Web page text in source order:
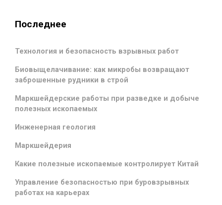
Последнее
Технология и безопасность взрывных работ
Биовыщелачивание: как микробы возвращают
заброшенные рудники в строй
Маркшейдерские работы при разведке и добыче
полезных ископаемых
Инженерная геология
Маркшейдерия
Какие полезные ископаемые контролирует Китай
Управление безопасностью при буровзрывных
работах на карьерах